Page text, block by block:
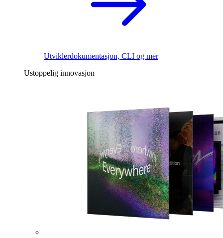
Utviklerdokumentasjon, CLI og mer
Ustoppelig innovasjon